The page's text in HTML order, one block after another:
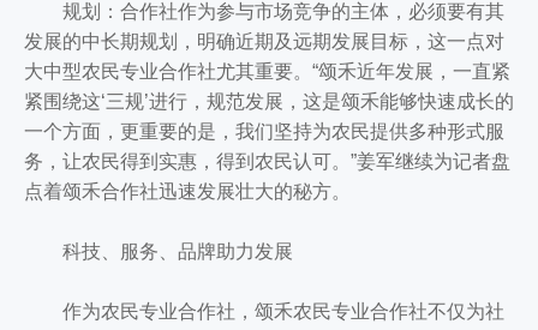
规划：合作社作为参与市场竞争的主体，必须要有其
发展的中长期规划，明确近期及远期发展目标，这一点对
大中型农民专业合作社尤其重要。“颂禾近年发展，一直紧
紧围绕这‘三规’进行，规范发展，这是颂禾能够快速成长的
一个方面，更重要的是，我们坚持为农民提供多种形式服
务，让农民得到实惠，得到农民认可。”姜军继续为记者盘
点着颂禾合作社迅速发展壮大的秘方。
科技、服务、品牌助力发展
作为农民专业合作社，颂禾农民专业合作社不仅为社